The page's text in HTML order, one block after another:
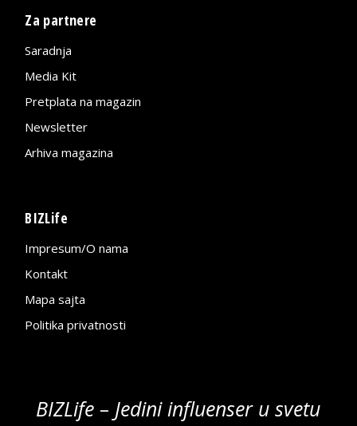
Za partnere
Saradnja
Media Kit
Pretplata na magazin
Newsletter
Arhiva magazina
BIZLife
Impresum/O nama
Kontakt
Mapa sajta
Politika privatnosti
BIZLife – Jedini influenser u svetu